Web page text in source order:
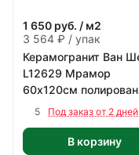
1 650 руб. / м2
3 564 ₽ / упак
Керамогранит Ван
L12629 Мрамор
60х120см
цвет белый с
5 Под заказ от 2 дней
В корзину